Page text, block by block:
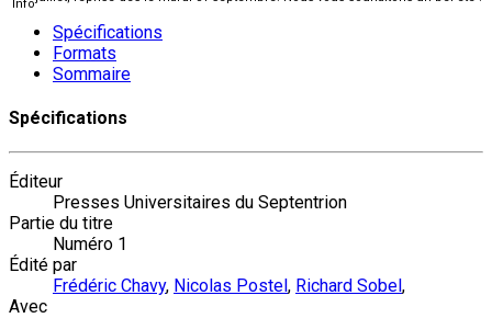
Spécifications
Formats
Sommaire
Spécifications
Éditeur
Presses Universitaires du Septentrion
Partie du titre
Numéro 1
Édité par
Frédéric Chavy, Nicolas Postel , Richard Sobel ,
Avec